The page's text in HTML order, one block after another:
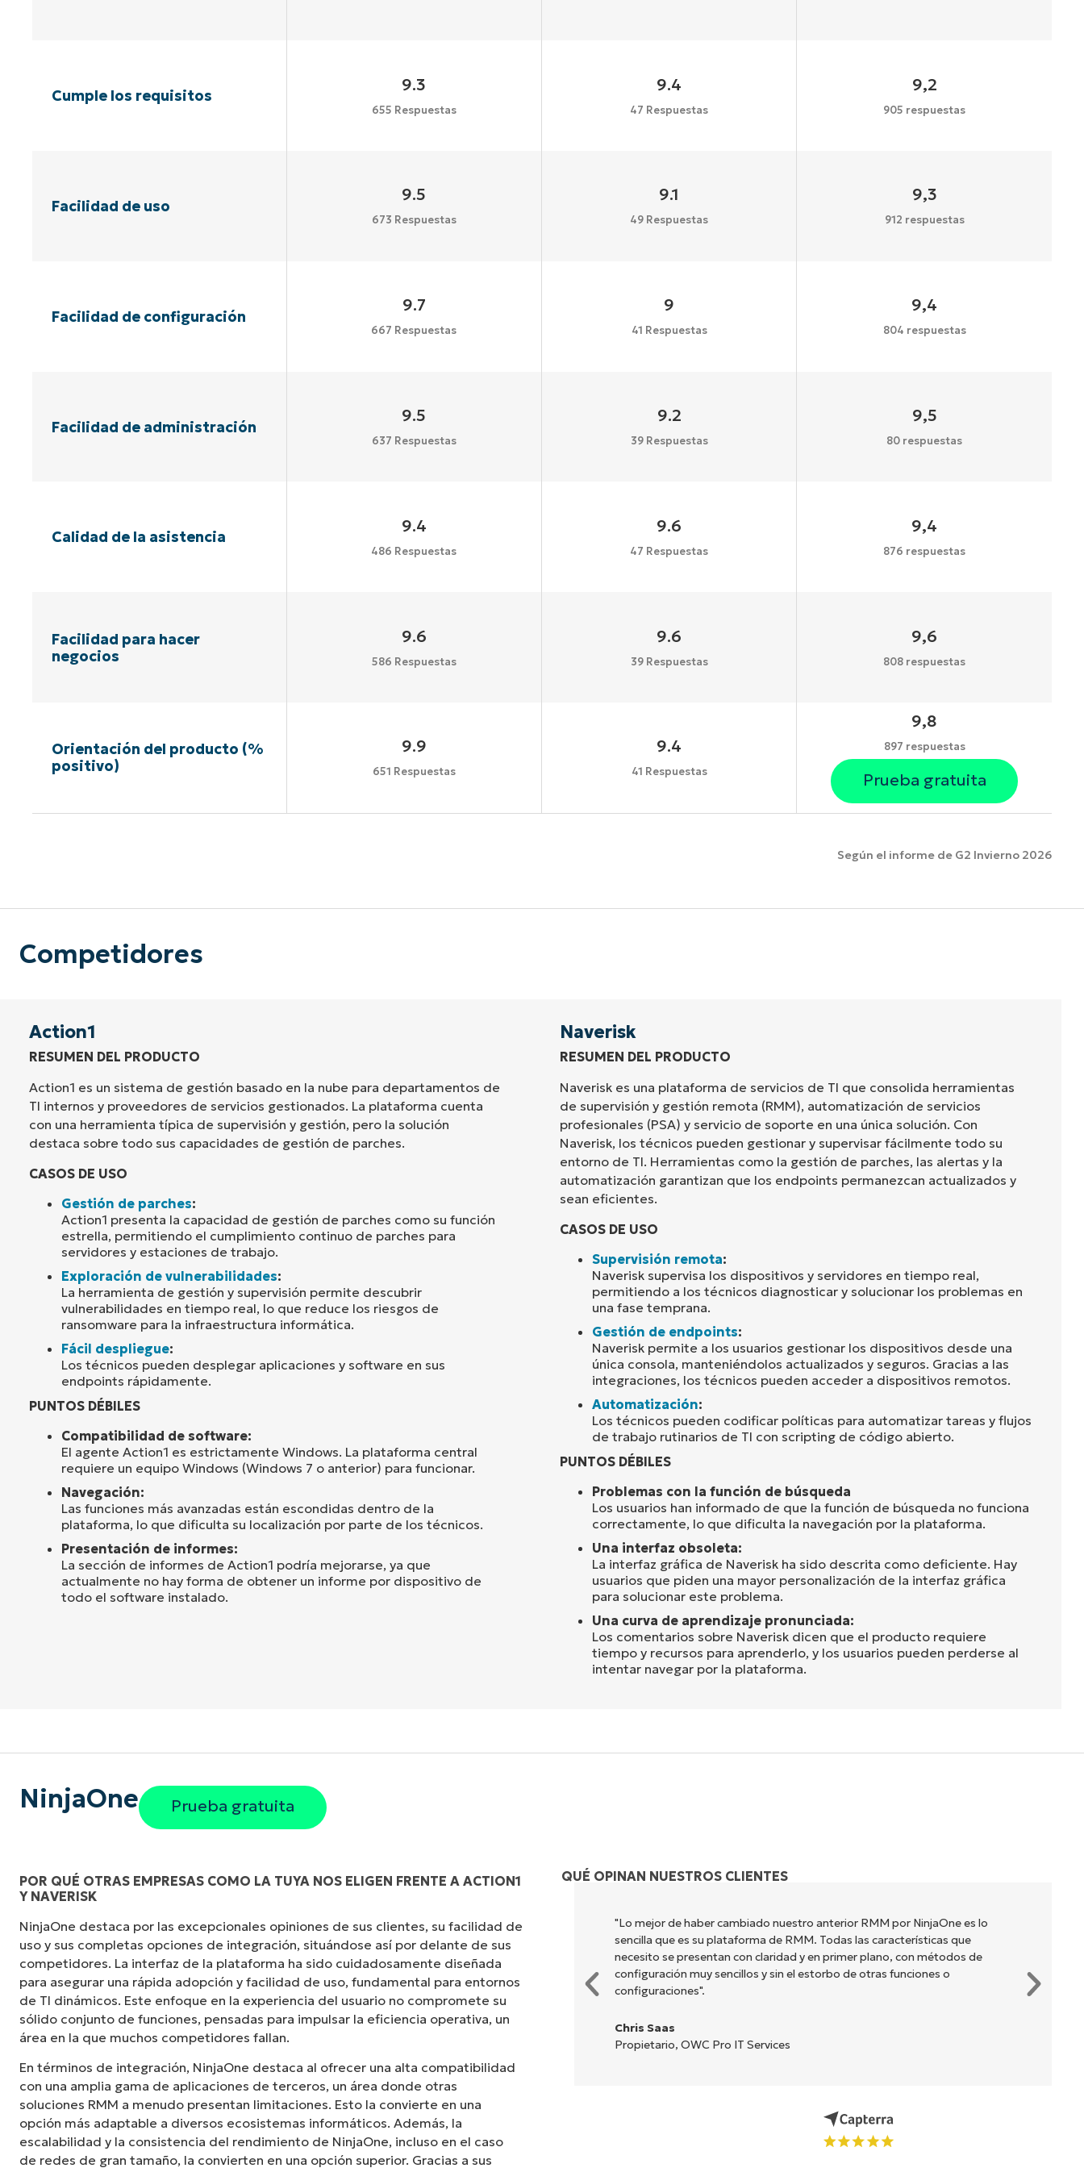
Cumple los requisitos
9.3
655 Respuestas
9.4
47 Respuestas
9,2
905 respuestas
Facilidad de uso
9.5
673 Respuestas
9.1
49 Respuestas
9,3
912 respuestas
Facilidad de configuración
9.7
667 Respuestas
9
41 Respuestas
9,4
804 respuestas
Facilidad de administración
9.5
637 Respuestas
9.2
39 Respuestas
9,5
80 respuestas
Calidad de la asistencia
9.4
486 Respuestas
9.6
47 Respuestas
9,4
876 respuestas
Facilidad para hacer
negocios
9.6
586 Respuestas
9.6
39 Respuestas
9,6
808 respuestas
Orientación del producto (%
positivo)
9.9
651 Respuestas
9.4
41 Respuestas
9,8
897 respuestas
Prueba gratuita
Según el informe de G2 Invierno 2026
Competidores
Action1
RESUMEN DEL PRODUCTO
Action1 es un sistema de gestión basado en la nube para departamentos de
TI internos y proveedores de servicios gestionados. La plataforma cuenta
con una herramienta típica de supervisión y gestión, pero la solución
destaca sobre todo sus capacidades de gestión de parches.
CASOS DE USO
Gestión de parches:
Action1 presenta la capacidad de gestión de parches como su función
estrella, permitiendo el cumplimiento continuo de parches para
servidores y estaciones de trabajo.
Exploración de vulnerabilidades:
La herramienta de gestión y supervisión permite descubrir
vulnerabilidades en tiempo real, lo que reduce los riesgos de
ransomware para la infraestructura informática.
Fácil despliegue:
Los técnicos pueden desplegar aplicaciones y software en sus
endpoints rápidamente.
PUNTOS DÉBILES
Compatibilidad de software:
El agente Action1 es estrictamente Windows. La plataforma central
requiere un equipo Windows (Windows 7 o anterior) para funcionar.
Navegación:
Las funciones más avanzadas están escondidas dentro de la
plataforma, lo que dificulta su localización por parte de los técnicos.
Presentación de informes:
La sección de informes de Action1 podría mejorarse, ya que
actualmente no hay forma de obtener un informe por dispositivo de
todo el software instalado.
Naverisk
RESUMEN DEL PRODUCTO
Naverisk es una plataforma de servicios de TI que consolida herramientas
de supervisión y gestión remota (RMM), automatización de servicios
profesionales (PSA) y servicio de soporte en una única solución. Con
Naverisk, los técnicos pueden gestionar y supervisar fácilmente todo su
entorno de TI. Herramientas como la gestión de parches, las alertas y la
automatización garantizan que los endpoints permanezcan actualizados y
sean eficientes.
CASOS DE USO
Supervisión remota:
Naverisk supervisa los dispositivos y servidores en tiempo real,
permitiendo a los técnicos diagnosticar y solucionar los problemas en
una fase temprana.
Gestión de endpoints:
Naverisk permite a los usuarios gestionar los dispositivos desde una
única consola, manteniéndolos actualizados y seguros. Gracias a las
integraciones, los técnicos pueden acceder a dispositivos remotos.
Automatización:
Los técnicos pueden codificar políticas para automatizar tareas y flujos
de trabajo rutinarios de TI con scripting de código abierto.
PUNTOS DÉBILES
Problemas con la función de búsqueda
Los usuarios han informado de que la función de búsqueda no funciona
correctamente, lo que dificulta la navegación por la plataforma.
Una interfaz obsoleta:
La interfaz gráfica de Naverisk ha sido descrita como deficiente. Hay
usuarios que piden una mayor personalización de la interfaz gráfica
para solucionar este problema.
Una curva de aprendizaje pronunciada:
Los comentarios sobre Naverisk dicen que el producto requiere
tiempo y recursos para aprenderlo, y los usuarios pueden perderse al
intentar navegar por la plataforma.
NinjaOne Prueba gratuita
POR QUÉ OTRAS EMPRESAS COMO LA TUYA NOS ELIGEN FRENTE A ACTION1
Y NAVERISK
NinjaOne destaca por las excepcionales opiniones de sus clientes, su facilidad de
uso y sus completas opciones de integración, situándose así por delante de sus
competidores. La interfaz de la plataforma ha sido cuidadosamente diseñada
para asegurar una rápida adopción y facilidad de uso, fundamental para entornos
de TI dinámicos. Este enfoque en la experiencia del usuario no compromete su
sólido conjunto de funciones, pensadas para impulsar la eficiencia operativa, un
área en la que muchos competidores fallan.
En términos de integración, NinjaOne destaca al ofrecer una alta compatibilidad
con una amplia gama de aplicaciones de terceros, un área donde otras
soluciones RMM a menudo presentan limitaciones. Esto la convierte en una
opción más adaptable a diversos ecosistemas informáticos. Además, la
escalabilidad y la consistencia del rendimiento de NinjaOne, incluso en el caso
de redes de gran tamaño, la convierten en una opción superior. Gracias a sus
QUÉ OPINAN NUESTROS CLIENTES
"NinjaOne es increíblemente fácil de usar y combina una interfaz fluida con
potentes funciones de back-end. La configuración es sencilla de realizar y la
interfaz fácil de gestionar. Todas las opciones y herramientas están
claramente indicadas, son fáciles de entender y la interfaz resulta muy
intuitiva".
Ryan Reiffenberger
Reiffenberger.NET Technology Solutions
"Lo mejor de haber cambiado nuestro anterior RMM por NinjaOne es lo
sencilla que es su plataforma de RMM. Todas las características que
necesito se presentan con claridad y en primer plano, con métodos de
configuración muy sencillos y sin el estorbo de otras funciones o
configuraciones".
Chris Saas
Propietario, OWC Pro IT Services
Company